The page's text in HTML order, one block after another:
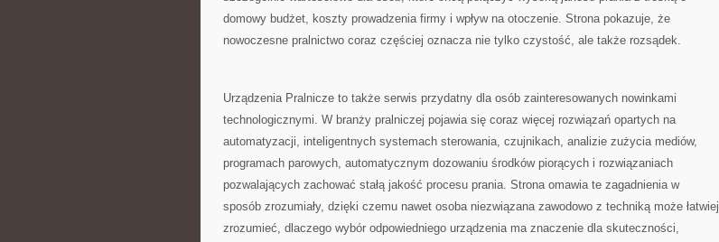
domowy budżet, koszty prowadzenia firmy i wpływ na otoczenie. Strona pokazuje, że
nowoczesne pralnictwo coraz częściej oznacza nie tylko czystość, ale także rozsądek.
Urządzenia Pralnicze to także serwis przydatny dla osób zainteresowanych nowinkami
technologicznymi. W branży pralniczej pojawia się coraz więcej rozwiązań opartych na
automatyzacji, inteligentnych systemach sterowania, czujnikach, analizie zużycia mediów,
programach parowych, automatycznym dozowaniu środków piorących i rozwiązaniach
pozwalających zachować stałą jakość procesu prania. Strona omawia te zagadnienia w
sposób zrozumiały, dzięki czemu nawet osoba niezwiązana zawodowo z techniką może łatwiej
zrozumieć, dlaczego wybór odpowiedniego urządzenia ma znaczenie dla skuteczności,